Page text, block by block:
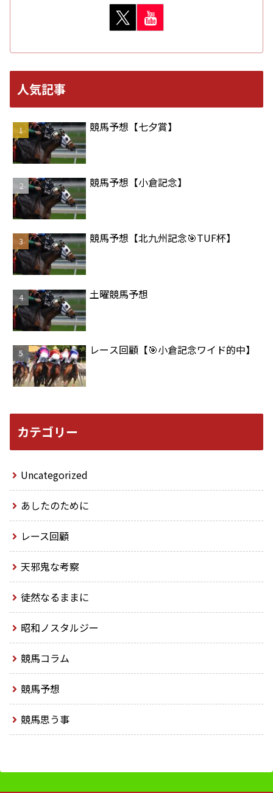
人気記事
競馬予想【七夕賞】
競馬予想【小倉記念】
競馬予想【北九州記念🎯TUF杯】
土曜競馬予想
レース回顧【🎯小倉記念ワイド的中】
カテゴリー
Uncategorized
あしたのために
レース回顧
天邪鬼な考察
徒然なるままに
昭和ノスタルジー
競馬コラム
競馬予想
競馬思う事